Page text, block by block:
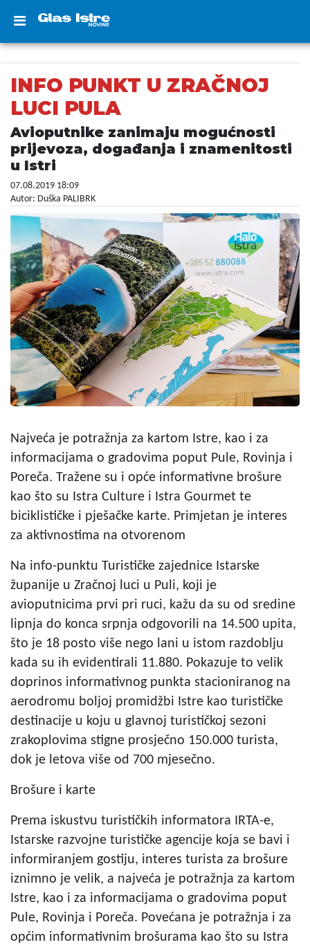
INFO PUNKT U ZRAČNOJ
LUCI PULA
Avioputnike zanimaju mogućnosti
prijevoza, događanja i znamenitosti
u Istri
07.08.2019 18:09
Autor: Duška PALIBRK
Najveća je potražnja za kartom Istre, kao i za
informacijama o gradovima poput Pule, Rovinja i
Poreča. Tražene su i opće informativne brošure
kao što su Istra Culture i Istra Gourmet te
biciklističke i pješačke karte. Primjetan je interes
za aktivnostima na otvorenom
Na info-punktu Turističke zajednice Istarske
županije u Zračnoj luci u Puli, koji je
avioputnicima prvi pri ruci, kažu da su od sredine
lipnja do konca srpnja odgovorili na 14.500 upita,
što je 18 posto više nego lani u istom razdoblju
kada su ih evidentirali 11.880. Pokazuje to velik
doprinos informativnog punkta stacioniranog na
aerodromu boljoj promidžbi Istre kao turističke
destinacije u koju u glavnoj turističkoj sezoni
zrakoplovima stigne prosječno 150.000 turista,
dok je letova više od 700 mjesečno.
Brošure i karte
Prema iskustvu turističkih informatora IRTA-e,
Istarske razvojne turističke agencije koja se bavi i
informiranjem gostiju, interes turista za brošure
iznimno je velik, a najveća je potražnja za kartom
Istre, kao i za informacijama o gradovima poput
Pule, Rovinja i Poreča. Povećana je potražnja i za
općim informativnim brošurama kao što su Istra